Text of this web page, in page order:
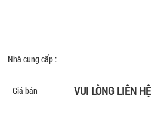
Nhà cung cấp :
Giá bán VUI LÒNG LIÊN HỆ